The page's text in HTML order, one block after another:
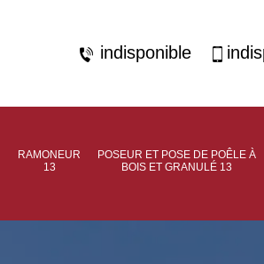
indisponible
RAMONEUR
13
POSEUR ET POSE DE POÊLE À
BOIS ET GRANULÉ 13